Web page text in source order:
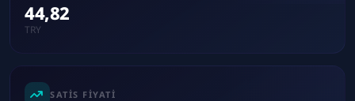
44,82
TRY
SATIS FIYATI